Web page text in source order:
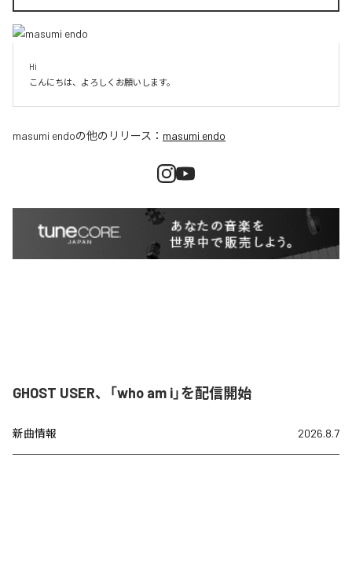
Hi
こんにちは、よろしくお願いします。
masumi endoの他のリリース： masumi endo
GHOST USER、「who am i」を配信開始
新曲情報 2026.8.7